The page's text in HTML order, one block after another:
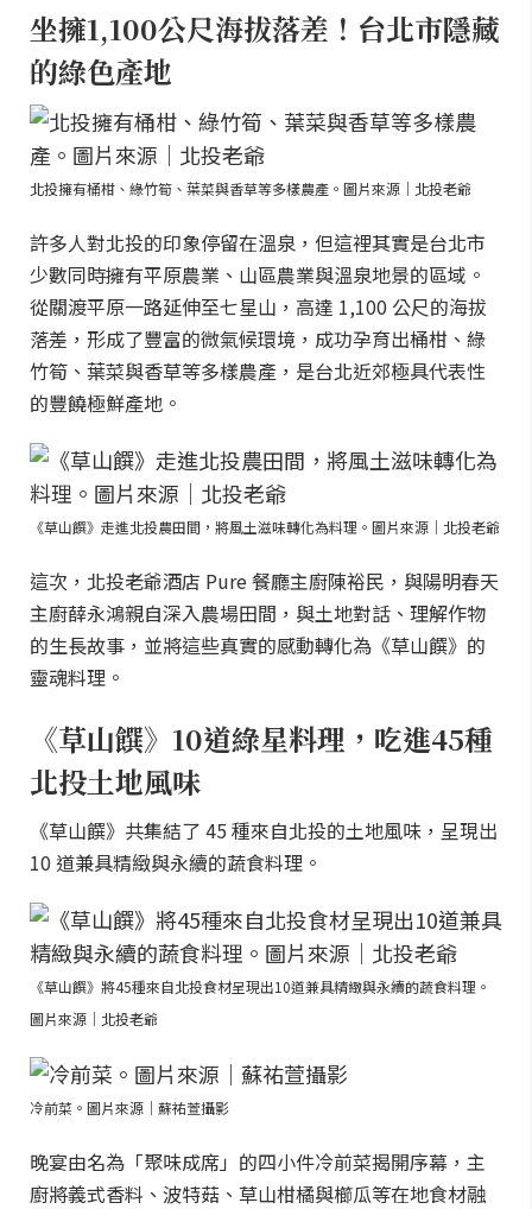
坐擁1,100公尺海拔落差！台北市隱藏
的綠色產地
北投擁有桶柑、綠竹筍、葉菜與香草等多樣農產。圖片來源｜北投老爺
許多人對北投的印象停留在溫泉，但這裡其實是台北市
少數同時擁有平原農業、山區農業與溫泉地景的區域。
從關渡平原一路延伸至七星山，高達 1,100 公尺的海拔
落差，形成了豐富的微氣候環境，成功孕育出桶柑、綠
竹筍、葉菜與香草等多樣農產，是台北近郊極具代表性
的豐饒極鮮產地。
《草山饌》走進北投農田間，將風土滋味轉化為料理。圖片來源｜北投老爺
這次，北投老爺酒店 Pure 餐廳主廚陳裕民，與陽明春天
主廚薛永鴻親自深入農場田間，與土地對話、理解作物
的生長故事，並將這些真實的感動轉化為《草山饌》的
靈魂料理。
《草山饌》10道綠星料理，吃進45種
北投土地風味
《草山饌》共集結了 45 種來自北投的土地風味，呈現出
10 道兼具精緻與永續的蔬食料理。
《草山饌》將45種來自北投食材呈現出10道兼具精緻與永續的蔬食料理。
圖片來源｜北投老爺
冷前菜。圖片來源｜蘇祐萱攝影
晚宴由名為「聚味成席」的四小件冷前菜揭開序幕，主
廚將義式香料、波特菇、草山柑橘與櫛瓜等在地食材融